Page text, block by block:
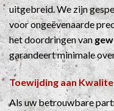
uitgebreid. We zijn
voor ongeëvenaarde
het doordringen van
garandeert minimale
Toewijding aan
Als uw betrouwbare